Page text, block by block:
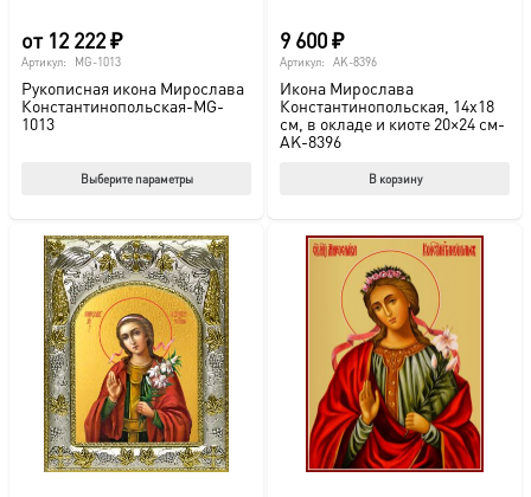
от 12 222₽
Артикул: MG-1013
Рукописная икона Мирослава
Константинопольская-MG-
1013
Выберите параметры
9 600₽
Артикул: AK-8396
Икона Мирослава
Константинопольская, 14х18
см, в окладе и киоте 20×24 см-
AK-8396
В корзину